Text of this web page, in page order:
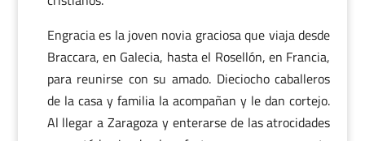
Engracia es la joven novia graciosa que viaja desde
Braccara, en Galecia, hasta el Rosellón, en Francia,
para reunirse con su amado. Dieciocho caballeros
de la casa y familia la acompañan y le dan cortejo.
Al llegar a Zaragoza y enterarse de las atrocidades